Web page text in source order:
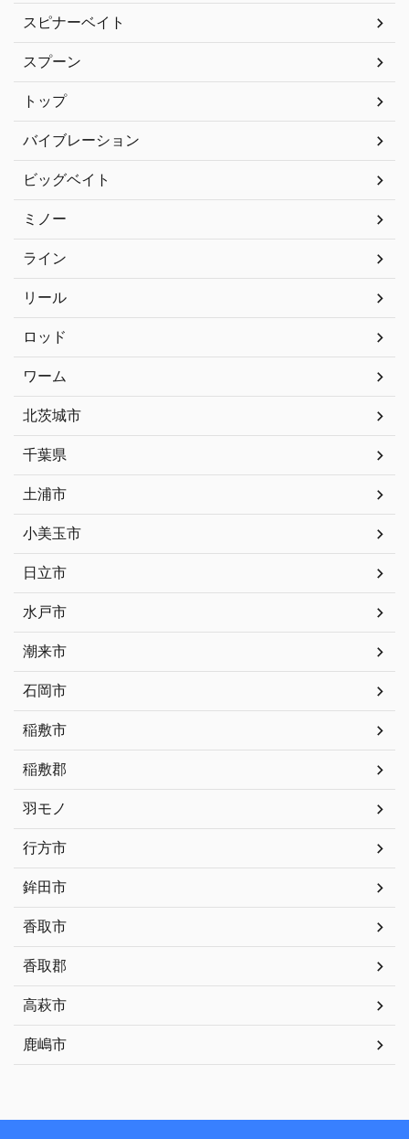
スピナーベイト
スプーン
トップ
バイブレーション
ビッグベイト
ミノー
ライン
リール
ロッド
ワーム
北茨城市
千葉県
土浦市
小美玉市
日立市
水戸市
潮来市
石岡市
稲敷市
稲敷郡
羽モノ
行方市
鉾田市
香取市
香取郡
高萩市
鹿嶋市